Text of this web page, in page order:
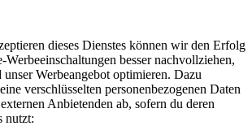
dieses Dienstes können wir den Erfolg
Werbeeinschaltungen besser nachvollziehen,
unser Werbeangebot optimieren. Dazu
verschlüsselten personenbezogenen Daten
Anbietenden ab, sofern du deren
nutzt: